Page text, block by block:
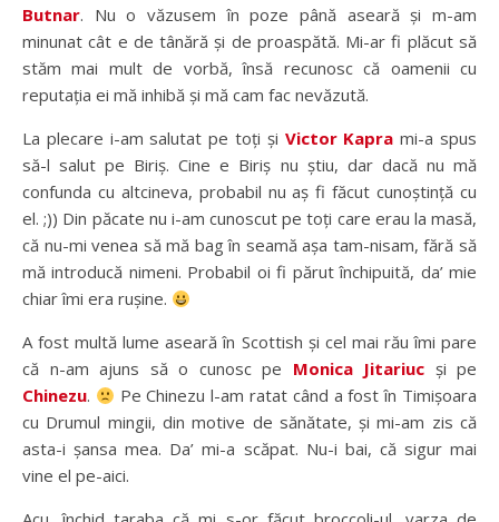
Butnar. Nu o văzusem în poze până aseară și m-am
minunat cât e de tânără și de proaspătă. Mi-ar fi plăcut să
stăm mai mult de vorbă, însă recunosc că oamenii cu
reputația ei mă inhibă și mă cam fac nevăzută.
La plecare i-am salutat pe toți și Victor Kapra mi-a spus
să-l salut pe Biriș. Cine e Biriș nu știu, dar dacă nu mă
confunda cu altcineva, probabil nu aș fi făcut cunoștință cu
el. ;)) Din păcate nu i-am cunoscut pe toți care erau la masă,
că nu-mi venea să mă bag în seamă așa tam-nisam, fără să
mă introducă nimeni. Probabil oi fi părut închipuită, da’ mie
chiar îmi era rușine.
A fost multă lume aseară în Scottish și cel mai rău îmi pare
că n-am ajuns să o cunosc pe Monica Jitariuc și pe
Chinezu.
Pe Chinezu l-am ratat când a fost în Timișoara
cu Drumul mingii, din motive de sănătate, și mi-am zis că
asta-i șansa mea. Da’ mi-a scăpat. Nu-i bai, că sigur mai
vine el pe-aici.